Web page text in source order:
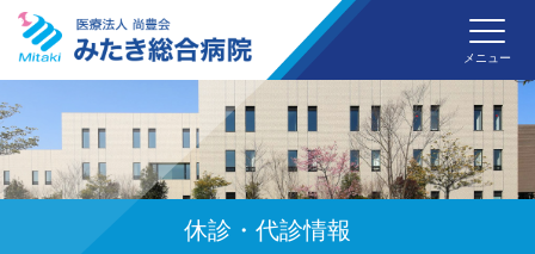
みた
メニュー
休診・代診情報